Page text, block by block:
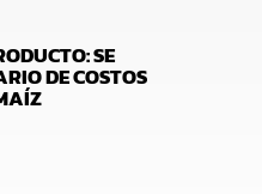
SE
DE COSTOS